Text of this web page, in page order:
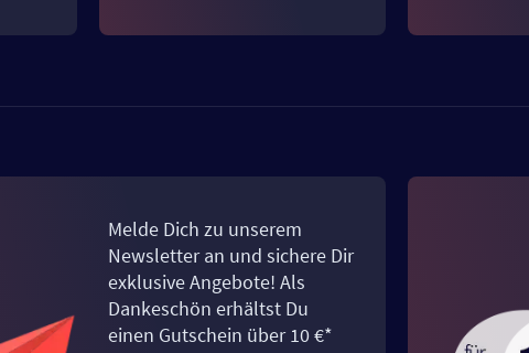
Melde Dich zu unserem
Newsletter an und sichere Dir
exklusive Angebote! Als
Dankeschön erhältst Du
einen Gutschein über 10 €*